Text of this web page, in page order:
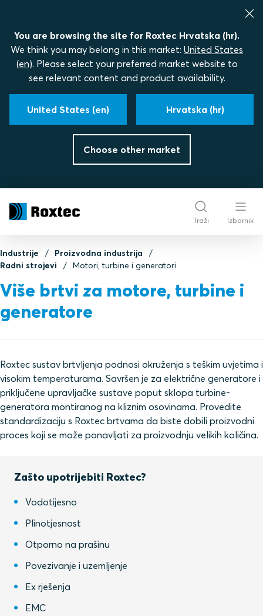
You are browsing the site for Roxtec Hrvatska (hr).
We think you may belong in this market: United States
(en). Please select your preferred market website to
see relevant content and product availability.
United States (en) Hrvatska (hr)
Choose other market
Traži Izbornik
Industrije
Proizvodna industrija
Radni strojevi
Motori, turbine i generatori
Više brtvi za motore, turbine i
generatore
Roxtec sustav brtvljenja podnosi okruženja s teškim uvjetima i
visokim temperaturama. Savršen je za električne generatore i
priključene upravljačke sustave poput sklopa turbine-
generatora montiranog na kliznim osovinama. Provedite
standardizaciju s Roxtec brtvama da biste dobili proizvodni
proces koji se može ponavljati za proizvodnju velikih količina.
Zašto upotrijebiti Roxtec?
Vodotijesno
Plinotjesnost
Otporno na prašinu
Povezivanje i uzemljenje
Ex rješenja
EMC